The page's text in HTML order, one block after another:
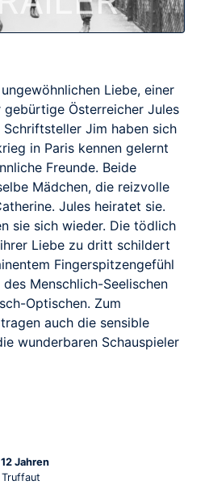
Liebe, einer
gebürtige Österreicher Jules
Jim haben sich
in Paris kennen gelernt
Freunde. Beide
Mädchen, die reizvolle
Jules heiratet sie.
sie sich wieder. Die tödlich
Liebe zu dritt schildert
Fingerspitzengefühl
Menschlich-Seelischen
Optischen. Zum
auch die sensible
wunderbaren Schauspieler
Jahren